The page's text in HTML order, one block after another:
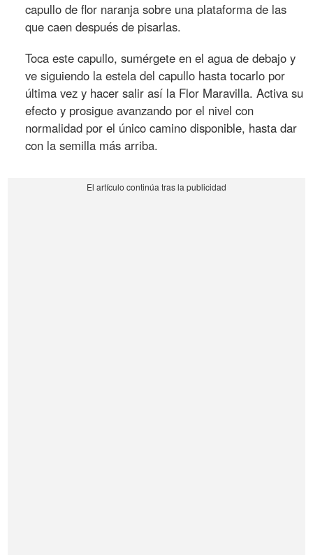
capullo de flor naranja sobre una plataforma de las
que caen después de pisarlas.
Toca este capullo, sumérgete en el agua de debajo y
ve siguiendo la estela del capullo hasta tocarlo por
última vez y hacer salir así la Flor Maravilla. Activa su
efecto y prosigue avanzando por el nivel con
normalidad por el único camino disponible, hasta dar
con la semilla más arriba.